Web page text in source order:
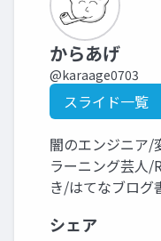
からあげ
@karaage0703
スライド一覧
闇のエンジニア/
ラーニング芸人/
き/はてなブログ
シェア